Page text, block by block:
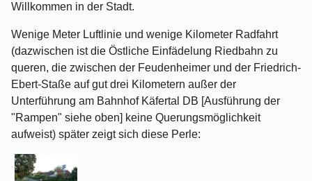
Willkommen in der Stadt.
Wenige Meter Luftlinie und wenige Kilometer Radfahrt
(dazwischen ist die Östliche Einfädelung Riedbahn zu
queren, die zwischen der Feudenheimer und der Friedrich-
Ebert-Staße auf gut drei Kilometern außer der
Unterführung am Bahnhof Käfertal DB [Ausführung der
"Rampen" siehe oben] keine Querungsmöglichkeit
aufweist) später zeigt sich diese Perle: